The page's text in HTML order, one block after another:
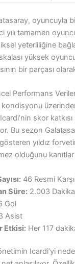
oyuncuyla
yılı tamamen
yeterliliğine
yüksek
bir parçası
Performans
skor
Bu sezon
yıldız
olduğunu
46 Resmi
Süre: 2.003 Dakika
Gol
Asist
Etkisi: Her 117
Icardi’yi